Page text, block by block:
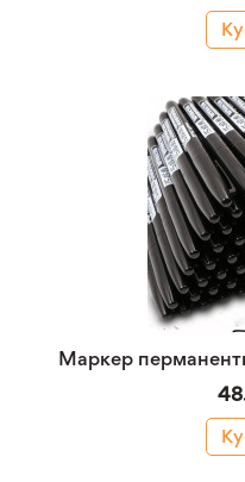
Маркер